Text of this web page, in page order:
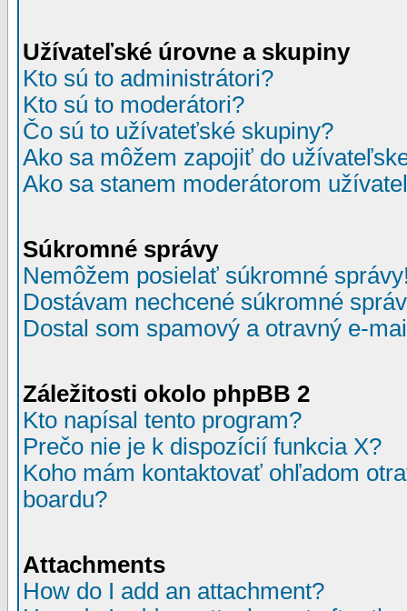
Užívateľské úrovne a skupiny
Kto sú to administrátori?
Kto sú to moderátori?
Čo sú to užívateťské skupiny?
Ako sa môžem zapojiť do
Ako sa stanem moderátorom
Súkromné správy
Nemôžem posielať súkromné
Dostávam nechcené súkromné
Dostal som spamový a otravný e-
Záležitosti okolo phpBB 2
Kto napísal tento program?
Prečo nie je k dispozícií funkcia X?
Koho mám kontaktovať ohľadom
boardu?
Attachments
How do I add an attachment?